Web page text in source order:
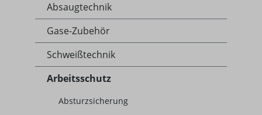
Absaugtechnik
Gase-Zubehör
Schweißtechnik
Arbeitsschutz
Absturzsicherung